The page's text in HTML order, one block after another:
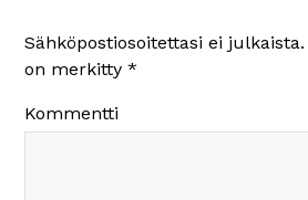
Sähköpostiosoitettasi ei julkaista.
on merkitty*
Kommentti